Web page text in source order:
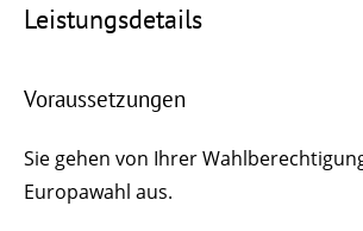
Leistungsdetails
Voraussetzungen
Sie gehen von Ihrer
Europawahl aus.